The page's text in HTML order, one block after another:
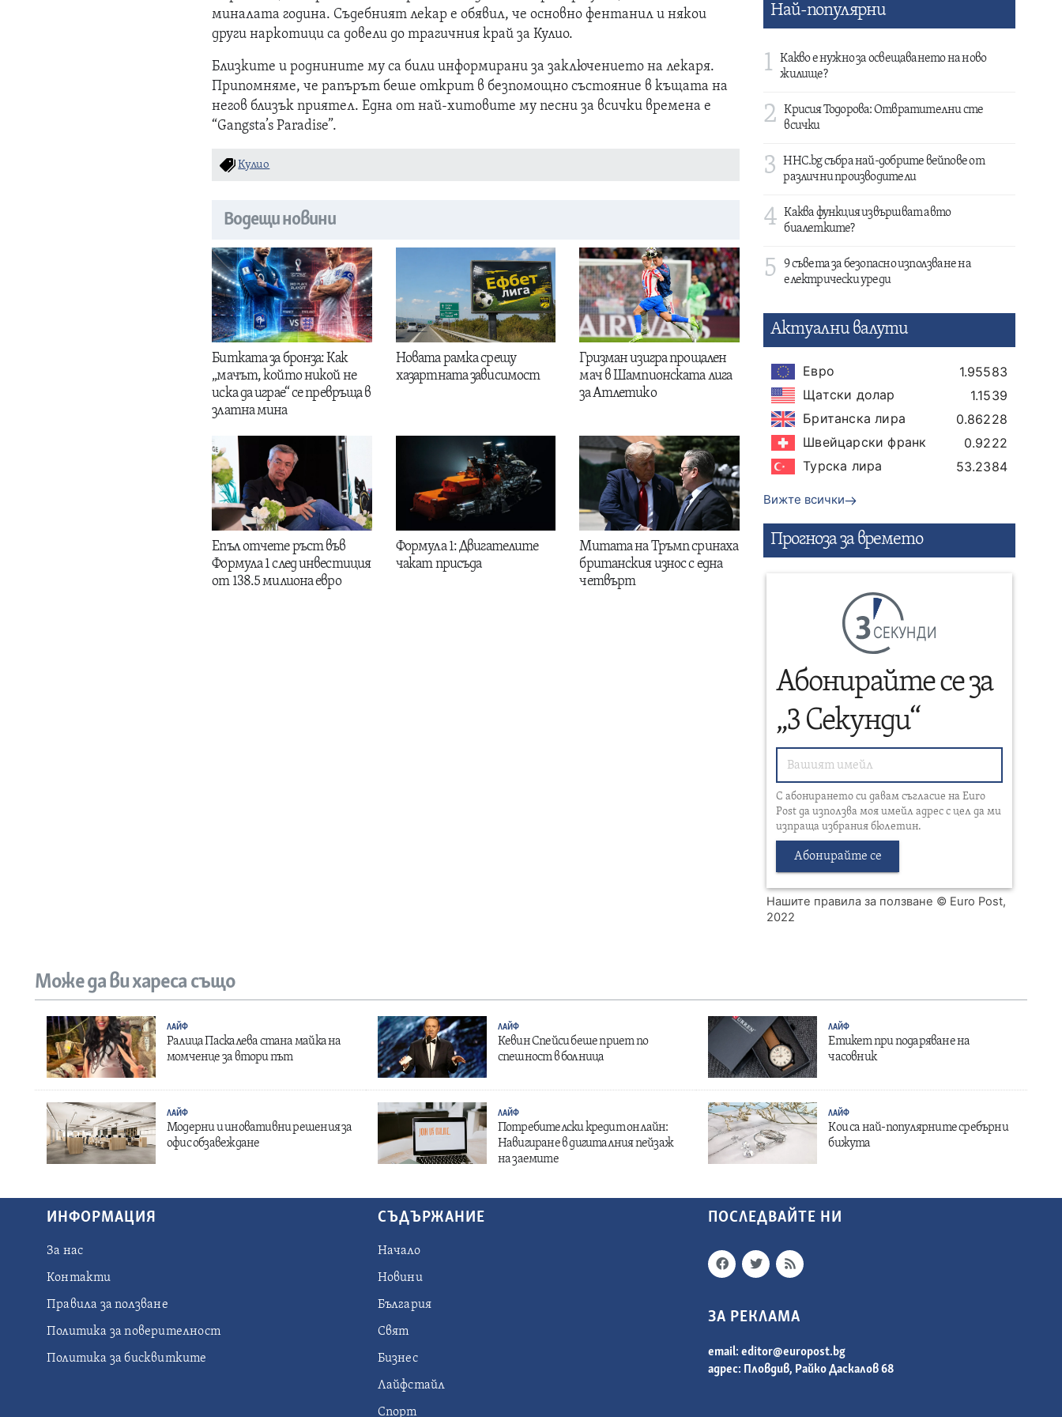
миналата година. Съдебният лекар е обявил, че основно фентанил и някои
други наркотици са довели до трагичния край за Кулио.
Близките и роднините му са били информирани за заключението на лекаря.
Припомняме, че рапърът беше открит в безпомощно състояние в къщата на
негов близък приятел. Една от най-хитовите му песни за всички времена е
“Gangsta’s Paradise”.
Кулио
Водещи новини
Битката за бронза: Как
„мачът, който никой не
иска да играе“ се превръща в
златна мина
Новата рамка срещу
хазартната зависимост
Гризман изигра прощален
мач в Шампионската лига
за Атлетико
Епъл отчете ръст във
Формула 1 след инвестиция
от 138.5 милиона евро
Формула 1: Двигателите
чакат присъда
Митата на Тръмп сринаха
британския износ с една
четвърт
Най-популярни
1
Какво е нужно за освещаването на ново
жилище?
2
Крисия Тодорова: Отвратителни сте
всички
3
HHC.bg събра най-добрите вейпове от
различни производители
4 Каква функция извършват авто
биалетките?
5
9 съвета за безопасно използване на
електрически уреди
Актуални валути
Евро
1.95583
Щатски долар
1.1539
Британска лира
0.86228
Швейцарски франк
0.9222
Турска лира
53.2384
Вижте всички
Прогнозa за времето
СЕКУНДИ
Абонирайте се за
„3 Секунди“
С абонирането си давам съгласие на Euro
Post да използва моя имейл адрес с цел да ми
изпраща избрания бюлетин.
Абонирайте се
Нашите правила за ползване © Euro Post,
2022
Може да ви хареса също
ЛАЙФ
Ралица Паскалева стана майка на
момченце за втори път
ЛАЙФ
Кевин Спейси беше приет по
спешност в болница
ЛАЙФ
Етикет при подаряване на
часовник
ЛАЙФ
Модерни и иновативни решения за
офис обзавеждане
ЛАЙФ
Потребителски кредит онлайн:
Навигиране в дигиталния пейзаж
на заемите
ЛАЙФ
Кои са най-популярните сребърни
бижута
ИНФОРМАЦИЯ
За нас
Контакти
Правила за ползване
Политика за поверителност
Политика за бисквитките
СЪДЪРЖАНИЕ
Начало
Новини
България
Свят
Бизнес
Лайфстайл
Спорт
ПОСЛЕДВАЙТЕ НИ
ЗА РЕКЛАМА
email:editor@europost.bg
адрес: Пловдив, Райко Даскалов 68